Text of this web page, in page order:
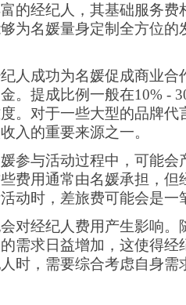
的经纪人，其基础服务费
为名媛量身定制全方位的
人成功为名媛促成商业合
。提成比例一般在10% -
。对于一些大型的品牌代
入的重要来源之一。
参与活动过程中，可能会
费用通常由名媛承担，但
动时，差旅费可能会是一
对经纪人费用产生影响。
需求日益增加，这使得
时，需要综合考虑自身需